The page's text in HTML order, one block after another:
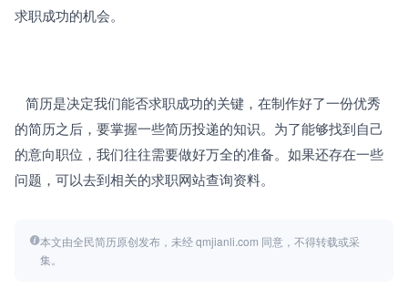
求职成功的机会。
的简历之后，要掌握一些简历投递的知识。为了能够找到自己
的意向职位，我们往往需要做好万全的准备。如果还存在一些
问题，可以去到相关的求职网站查询资料。
本文由全民简历原创发布，未经 qmjianli.com 同意，不得转载或采
集。